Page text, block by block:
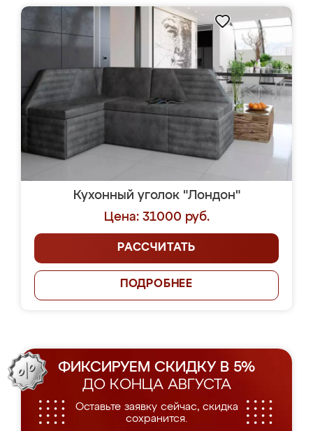
Кухонный уголок "Лондон"
Цена: 31000 руб.
РАССЧИТАТЬ
ПОДРОБНЕЕ
ФИКСИРУЕМ СКИДКУ В 5%
ДО КОНЦА АВГУСТА
Оставьте заявку сейчас, скидка
сохранится.